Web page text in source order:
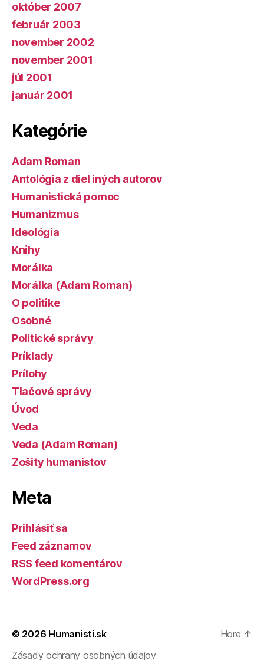
október 2007
február 2003
november 2002
november 2001
júl 2001
január 2001
Kategórie
Adam Roman
Antológia z diel iných autorov
Humanistická pomoc
Humanizmus
Ideológia
Knihy
Morálka
Morálka (Adam Roman)
O politike
Osobné
Politické správy
Príklady
Prílohy
Tlačové správy
Úvod
Veda
Veda (Adam Roman)
Zošity humanistov
Meta
Prihlásiť sa
Feed záznamov
RSS feed komentárov
WordPress.org
© 2026 Humanisti.sk
Zásady ochrany osobných údajov
Hore ↑